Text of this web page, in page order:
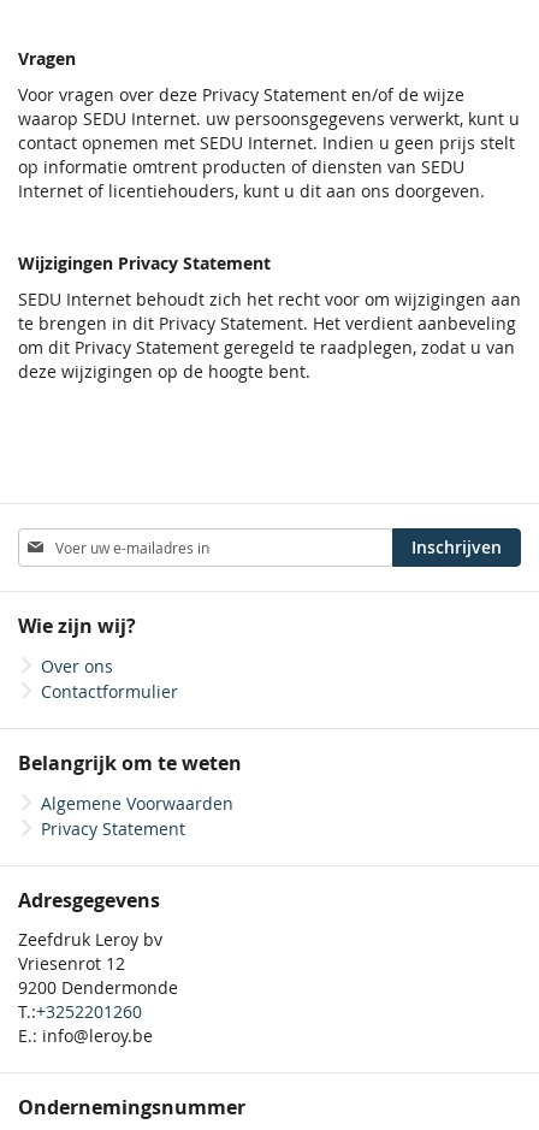
Vragen
Voor vragen over deze Privacy Statement en/of de wijze
waarop SEDU Internet. uw persoonsgegevens verwerkt, kunt u
contact opnemen met SEDU Internet. Indien u geen prijs stelt
op informatie omtrent producten of diensten van SEDU
Internet of licentiehouders, kunt u dit aan ons doorgeven.
Wijzigingen Privacy Statement
SEDU Internet behoudt zich het recht voor om wijzigingen aan
te brengen in dit Privacy Statement. Het verdient aanbeveling
om dit Privacy Statement geregeld te raadplegen, zodat u van
deze wijzigingen op de hoogte bent.
Abonneer
u
op
nieuwsbrief
Inschrijven
Wie zijn wij?
Over ons
Contactformulier
Belangrijk om te weten
Algemene Voorwaarden
Privacy Statement
Adresgegevens
Zeefdruk Leroy bv
Vriesenrot 12
9200 Dendermonde
T.:+3252201260
E.: info@leroy.be
Ondernemingsnummer